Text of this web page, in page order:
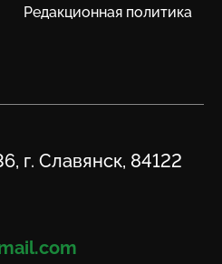
Редакционная политика
г. Славянск, 84122